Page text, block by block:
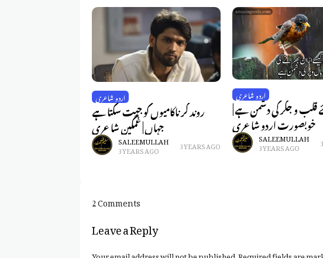
اردو شاعری
روند کر ناکامیوں کو جیت سکتا ہے
جہاں | غمگین شاعری
SALEEM ULLAH
3 YEARS AGO 3 YEARS AGO
اردو شاعری
قلب و جگر کی دشمن ہے |
خوبصورت اردو شاعری
SALEEM ULLAH
3 YEARS AGO
2 Comments
Leave a Reply